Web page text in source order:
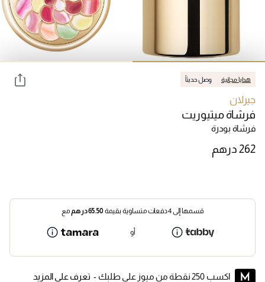
هدايا مجانية وصل حديثاً
جيرلان
فرشاة ميتيوريت
فرشاة بودرة
قسمها إلى 4 دفعات متساوية بقيمة 65.50درهممع
أو
اكسب 250 نقطة من ميوز على طلبك - تعرف على المزيد